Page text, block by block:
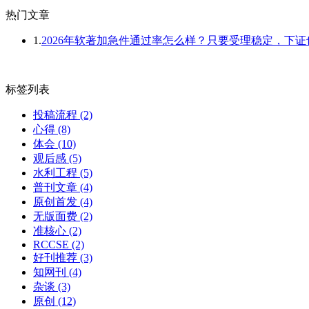
热门文章
1.2026年软著加急件通过率怎么样？只要受理稳定，下证
标签列表
投稿流程 (2)
心得 (8)
体会 (10)
观后感 (5)
水利工程 (5)
普刊文章 (4)
原创首发 (4)
无版面费 (2)
准核心 (2)
RCCSE (2)
好刊推荐 (3)
知网刊 (4)
杂谈 (3)
原创 (12)